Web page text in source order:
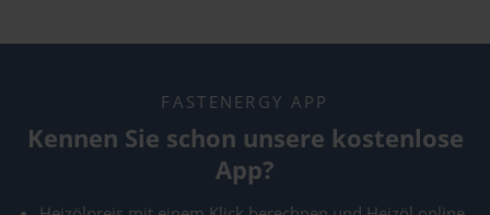
FASTENERGY APP
Kennen Sie schon unsere kostenlose
App?